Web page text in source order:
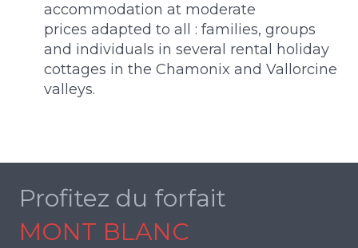
accommodation at moderate
prices adapted to all : families, groups
and individuals in several rental holiday
cottages in the Chamonix and Vallorcine
valleys.
Profitez du forfait
MONT BLANC